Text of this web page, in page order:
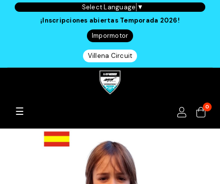
Select Language ▼
¡Inscripciones abiertas Temporada 2026!
Impormotor
Villena Circuit
Navegación
palanca
☰ 0